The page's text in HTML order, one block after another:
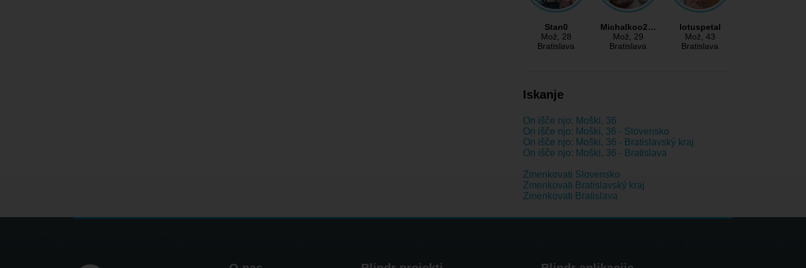
Stan0
Mož, 28
Bratislava
Michalkoo2…
Mož, 29
Bratislava
lotuspetal
Mož, 43
Bratislava
Iskanje
On išče njo: Moški, 36
On išče njo: Moški, 36 - Slovensko
On išče njo: Moški, 36 - Bratislavský kraj
On išče njo: Moški, 36 - Bratislava
Zmenkovati Slovensko
Zmenkovati Bratislavský kraj
Zmenkovati Bratislava